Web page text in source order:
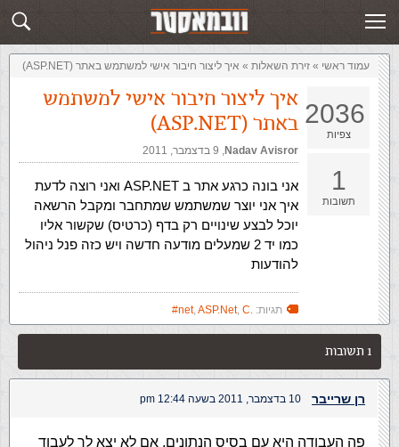
שלח תשובה זירת השאלות
עמוד ראשי » ‏זירת השאלות‏ » איך ליצור חיבור אישי למשתמש באתר (ASP.NET)
2036
צפיות
1
תשובות
איך ליצור חיבור אישי למשתמש
באתר (ASP.NET)
Nadav Avisror
,‏ 9 בדצמבר, 2011
אני בונה כרגע אתר ב ASP.NET ואני רוצה לדעת
איך אני יוצר שמשתמש שמתחבר ומקבל הרשאה
יוכל לבצע שינויים רק בדף (כרטיס) שקשור אליו
כמו יד 2 שמעלים מודעה חדשה ויש כזה פנל ניהול
להודעות
תגיות: .net
,ASP.Net, C#
1 תשובות
רן שרייבר 10 בדצמבר, 2011 בשעה 12:44 pm
פה העבודה היא עם בסיס הנתונים. אם לא יצא לך לעבוד